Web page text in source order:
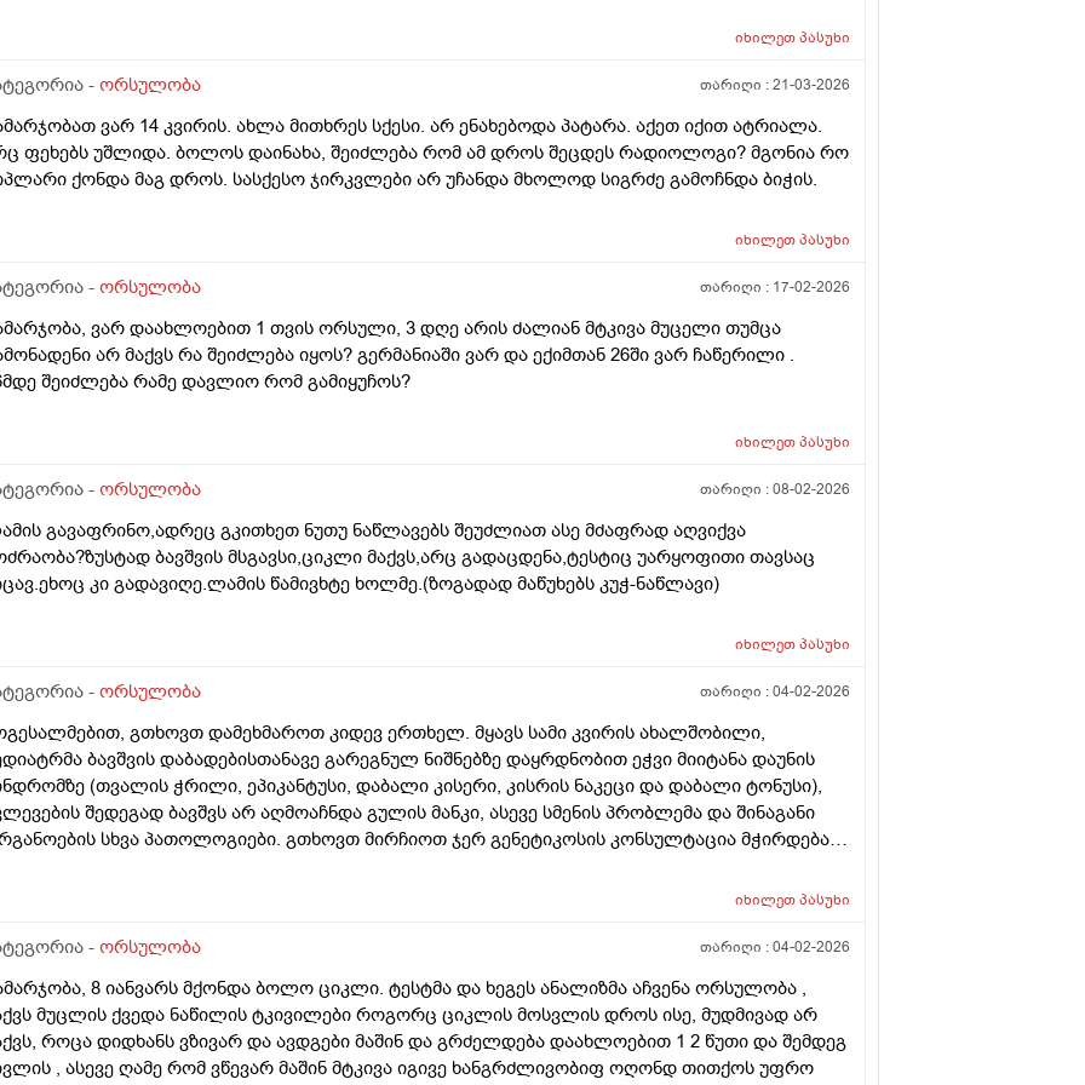
"დონორის" სურვილის მიუხედავად? თუ არ შეწუხდებით, დეტალურად რომ ამიხსნათ ამ
იხილეთპასუხი
- ორსულობა თარიღი :21-03-2026
ვარ 14 კვირის. ახლა მითხრეს სქესი. არ ენახებოდა პატარა. აქეთ იქით ატრიალა.
ფეხებს უშლიდა. ბოლოს დაინახა, შეიძლება რომ ამ დროს შეცდეს რადიოლოგი? მგონია რო
ქონდა მაგ დროს. სასქესო ჯირკვლები არ უჩანდა მხოლოდ სიგრძე გამოჩნდა ბიჭის.
იხილეთპასუხი
- ორსულობა თარიღი : 17-02-2026
ვარ დაახლოებით 1 თვის ორსული, 3 დღე არის ძალიან მტკივა მუცელი თუმცა
არ მაქვს რა შეიძლება იყოს? გერმანიაში ვარ და ექიმთან 26ში ვარ ჩაწერილი .
შეიძლება რამე დავლიო რომ გამიყუჩოს?
იხილეთპასუხი
- ორსულობა თარიღი :08-02-2026
გავაფრინო,ადრეც გკითხეთ ნუთუ ნაწლავებს შეუძლიათ ასე მძაფრად აღვიქვა
ბავშვის მსგავსი,ციკლი მაქვს,არც გადაცდენა,ტესტიც უარყოფითი თავსაც
კი გადავიღე.ლამის წამივხტე ხოლმე.(ზოგადად მაწუხებს კუჭ-ნაწლავი)
იხილეთპასუხი
- ორსულობა თარიღი :04-02-2026
გთხოვთ დამეხმაროთ კიდევ ერთხელ. მყავს სამი კვირის ახალშობილი,
ბავშვის დაბადებისთანავე გარეგნულ ნიშნებზე დაყრდნობით ეჭვი მიიტანა დაუნის
(თვალის ჭრილი, ეპიკანტუსი, დაბალი კისერი, კისრის ნაკეცი და დაბალი ტონუსი),
შედეგად ბავშვს არ აღმოაჩნდა გულის მანკი, ასევე სმენის პრობლემა და შინაგანი
სხვა პათოლოგიები. გთხოვთ მირჩიოთ ჯერ გენეტიკოსის კონსულტაცია მჭირდება
იხილეთპასუხი
- ორსულობა თარიღი :04-02-2026
8 იანვარს მქონდა ბოლო ციკლი. ტესტმა და ხეგეს ანალიზმა აჩვენა ორსულობა ,
მუცლის ქვედა ნაწილის ტკივილები როგორც ციკლის მოსვლის დროს ისე, მუდმივად არ
როცა დიდხანს ვზივარ და ავდგები მაშინ და გრძელდება დაახლოებით 1 2 წუთი და შემდეგ
, ასევე ღამე რომ ვწევარ მაშინ მტკივა იგივე ხანგრძლივობიფ ოღონდ თითქოს უფრო